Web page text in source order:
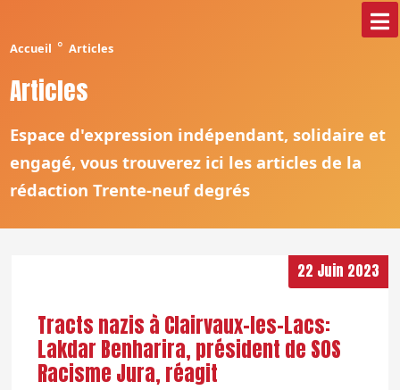
Accueil ° Articles
Articles
Espace d'expression indépendant, solidaire et
engagé, vous trouverez ici les articles de la
rédaction Trente-neuf degrés
22 Juin 2023
Tracts nazis à Clairvaux-les-Lacs:
Lakdar Benharira, président de SOS
Racisme Jura, réagit